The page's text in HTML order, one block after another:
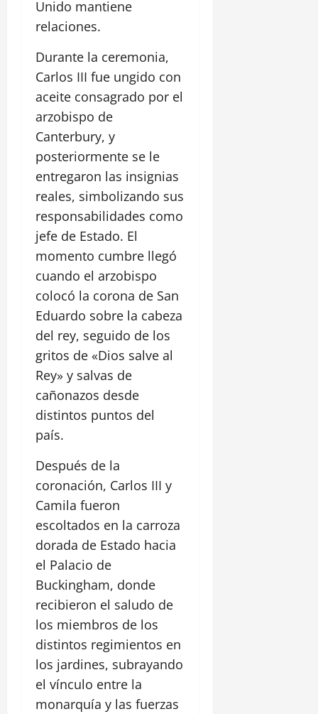
Unido mantiene
relaciones.
Durante la ceremonia,
Carlos III fue ungido con
aceite consagrado por el
arzobispo de
Canterbury, y
posteriormente se le
entregaron las insignias
reales, simbolizando sus
responsabilidades como
jefe de Estado. El
momento cumbre llegó
cuando el arzobispo
colocó la corona de San
Eduardo sobre la cabeza
del rey, seguido de los
gritos de «Dios salve al
Rey» y salvas de
cañonazos desde
distintos puntos del
país.
Después de la
coronación, Carlos III y
Camila fueron
escoltados en la carroza
dorada de Estado hacia
el Palacio de
Buckingham, donde
recibieron el saludo de
los miembros de los
distintos regimientos en
los jardines, subrayando
el vínculo entre la
monarquía y las fuerzas